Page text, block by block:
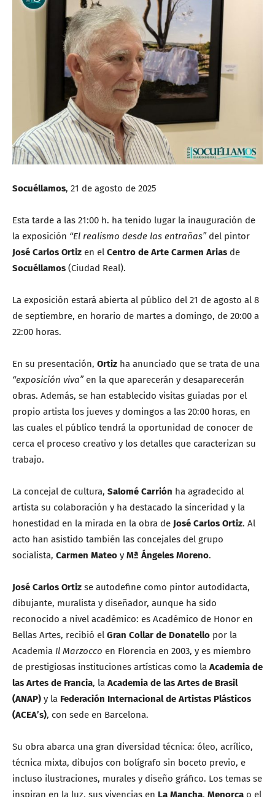
Socuéllamos, 21 de agosto de 2025
Esta tarde a las 21:00 h. ha tenido lugar la inauguración de
la exposición “El realismo desde las entrañas”del pintor
José Carlos Ortiz en el Centro de Arte Carmen Arias de
Socuéllamos (Ciudad Real).
La exposición estará abierta al público del 21 de agosto al 8
de septiembre, en horario de martes a domingo, de 20:00 a
22:00 horas.
En su presentación, Ortiz ha anunciado que se trata de una
“exposición viva”en la que aparecerán y desaparecerán
obras. Además, se han establecido visitas guiadas por el
propio artista los jueves y domingos a las 20:00 horas, en
las cuales el público tendrá la oportunidad de conocer de
cerca el proceso creativo y los detalles que caracterizan su
trabajo.
La concejal de cultura, Salomé Carrión ha agradecido al
artista su colaboración y ha destacado la sinceridad y la
honestidad en la mirada en la obra de José Carlos Ortiz. Al
acto han asistido también las concejales del grupo
socialista, Carmen Mateo y Mª Ángeles Moreno.
José Carlos Ortiz se autodefine como pintor autodidacta,
dibujante, muralista y diseñador, aunque ha sido
reconocido a nivel académico: es Académico de Honor en
Bellas Artes, recibió el Gran Collar de Donatello por la
Academia Il Marzocco en Florencia en 2003, y es miembro
de prestigiosas instituciones artísticas como la Academia de
las Artes de Francia, la Academia de las Artes de Brasil
(ANAP) y la Federación Internacional de Artistas Plásticos
(ACEA’s), con sede en Barcelona.
Su obra abarca una gran diversidad técnica: óleo, acrílico,
técnica mixta, dibujos con bolígrafo sin boceto previo, e
incluso ilustraciones, murales y diseño gráfico. Los temas se
inspiran en la luz, sus vivencias en La Mancha, Menorca o el